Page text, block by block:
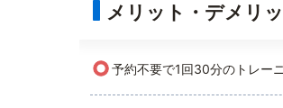
メリット・デメリ
○予約不要で1回30分のトレー